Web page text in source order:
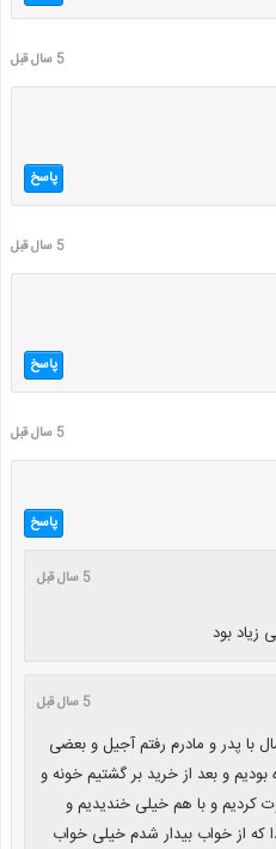
5 سال قبل
پاسخ
5 سال قبل
پاسخ
5 سال قبل
پاسخ
5 سال قبل
زیاد بود
5 سال قبل
با پدر و مادرم رفتم آجیل و بعضی
بودیم و بعد از خرید بر گشتیم خونه و
کردیم و با هم خیلی خندیدیم و
که از خواب بیدار شدم خیلی خواب